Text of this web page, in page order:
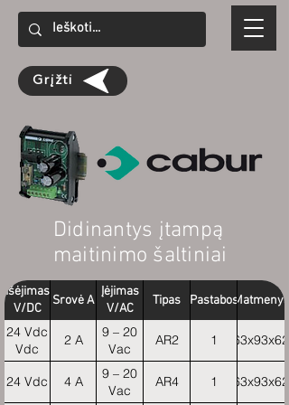
Grįžti
Didinantys įtampą
maitinimo šaltiniai
Išėjimas
V/DC
Srovė A
Įėjimas
V/AC
Tipas PastabosMatmenys
24 Vdc
Vdc
2 A
9 – 20
Vac
AR2 1 63x93x62
24 Vdc 4 A
9 – 20
Vac
AR4 1 63x93x62